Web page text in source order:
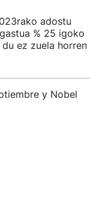
adostu
% 25 igoko
ez zuela horren
y Nobel